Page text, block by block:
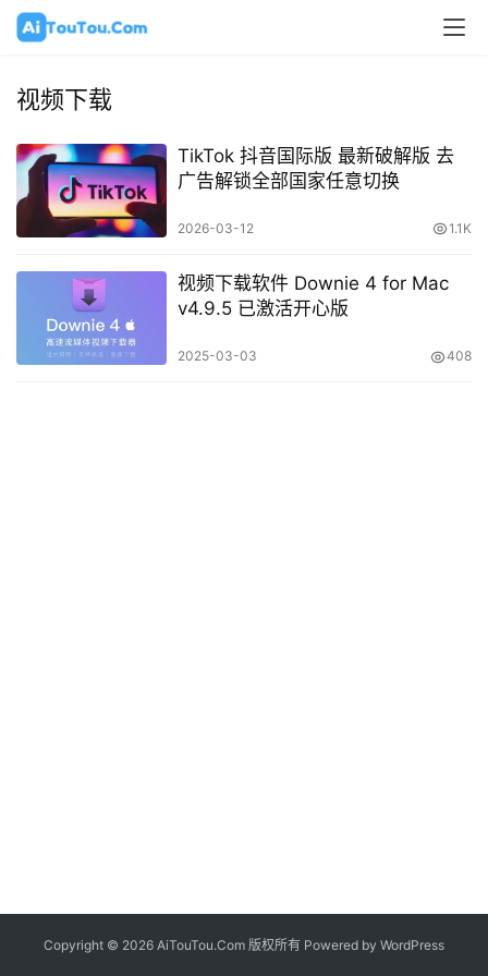
视频下载
TikTok 抖音国际版 最新破解版 去
广告解锁全部国家任意切换
2026-03-12 1.1K
视频下载软件 Downie 4 for Mac
v4.9.5 已激活开心版
2025-03-03 408
Copyright © 2026 AiTouTou.Com 版权所有 Powered by WordPress